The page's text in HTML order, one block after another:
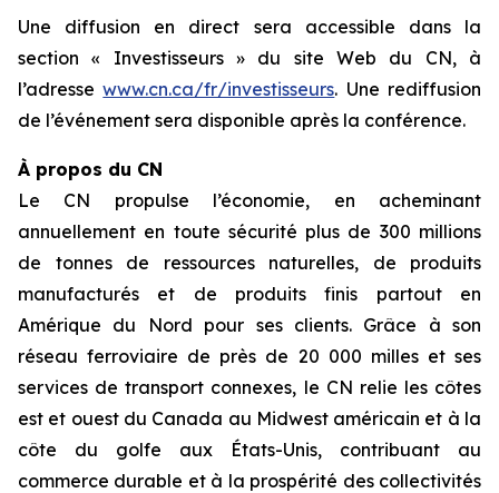
Une diffusion en direct sera accessible dans la
section « Investisseurs » du site Web du CN, à
l’adressewww.cn.ca/fr/investisseurs. Une rediffusion
de l’événement sera disponible après la conférence.
À propos du CN
Le CN propulse l’économie, en acheminant
annuellement en toute sécurité plus de 300 millions
de tonnes de ressources naturelles, de produits
manufacturés et de produits finis partout en
Amérique du Nord pour ses clients. Grâce à son
réseau ferroviaire de près de 20 000 milles et ses
services de transport connexes, le CN relie les côtes
est et ouest du Canada au Midwest américain et à la
côte du golfe aux États-Unis, contribuant au
commerce durable et à la prospérité des collectivités